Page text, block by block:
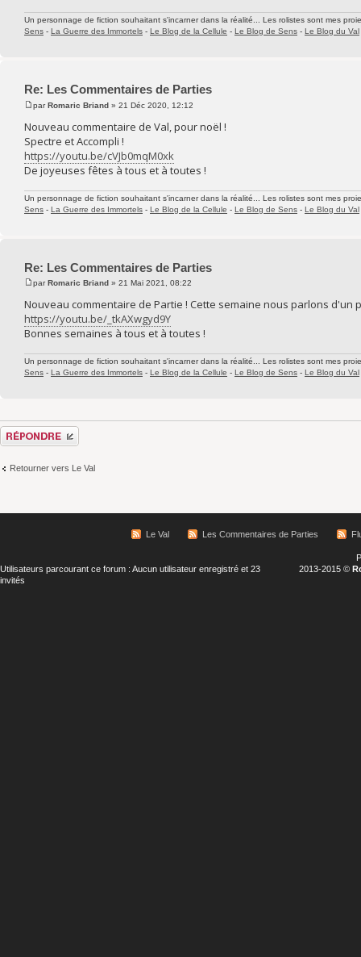
Un personnage de fiction souhaitant s'incarner dans la réalité... Les rolistes sont mes
Sens - La Guerre des Immortels - Le Blog de la Cellule - Le Blog de Sens - Le Blog du Val
Re: Les Commentaires de Parties
parRomaric Briand » 21 Déc 2020, 12:12
Nouveau commentaire de Val, pour noël !
Spectre et Accompli !
https://youtu.be/cVJb0mqM0xk
De joyeuses fêtes à tous et à toutes !
Un personnage de fiction souhaitant s'incarner dans la réalité... Les rolistes sont mes
Sens - La Guerre des Immortels - Le Blog de la Cellule - Le Blog de Sens - Le Blog du Val
Re: Les Commentaires de Parties
parRomaric Briand » 21 Mai 2021, 08:22
Nouveau commentaire de Partie ! Cette semaine nous parlons d'un
https://youtu.be/_tkAXwgyd9Y
Bonnes semaines à tous et à toutes !
Un personnage de fiction souhaitant s'incarner dans la réalité... Les rolistes sont mes
Sens - La Guerre des Immortels - Le Blog de la Cellule - Le Blog de Sens - Le Blog du Val
Répondre
Retourner vers Le Val
Le Val Les Commentaires de Parties
Utilisateurs parcourant ce forum : Aucun utilisateur enregistré et 23
invités
2013-2015 ©